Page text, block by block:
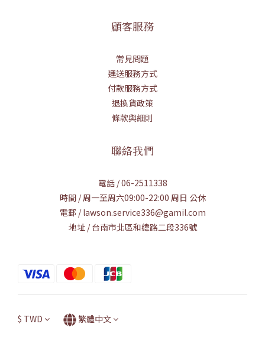
顧客服務
常見問題
運送服務方式
付款服務方式
退換貨政策
條款與細則
聯絡我們
電話 / 06-2511338
時間 / 周一至周六09:00-22:00 周日 公休
電郵 / lawson.service336@gamil.com
地址 / 台南市北區和緯路二段336號
$ TWD 繁體中文